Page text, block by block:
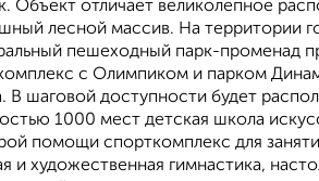
Объект отличает великолепное
лесной массив. На территории
пешеходный парк-променад
с Олимпиком и парком
В шаговой доступности будет
1000 мест детская школа
помощи спорткомплекс для
и художественная гимнастика,